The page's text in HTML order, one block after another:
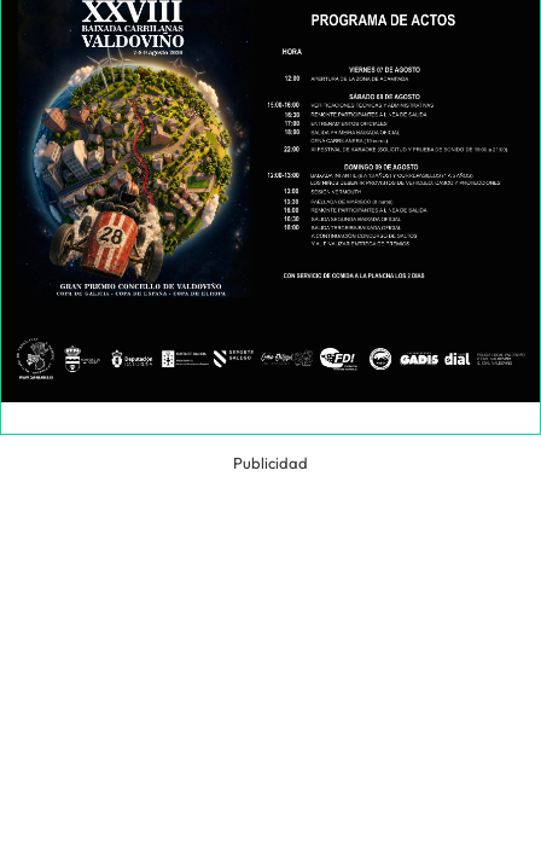
Publicidad